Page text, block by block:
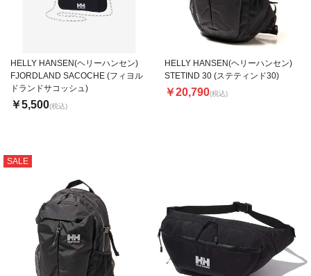
HELLY HANSEN(ヘリーハンセン)
FJORDLAND SACOCHE (フィヨル
ドランドサコッシュ)
￥5,500(税込)
HELLY HANSEN(ヘリーハンセン)
STETIND 30 (ステティンド30)
￥20,790(税込)
SALE